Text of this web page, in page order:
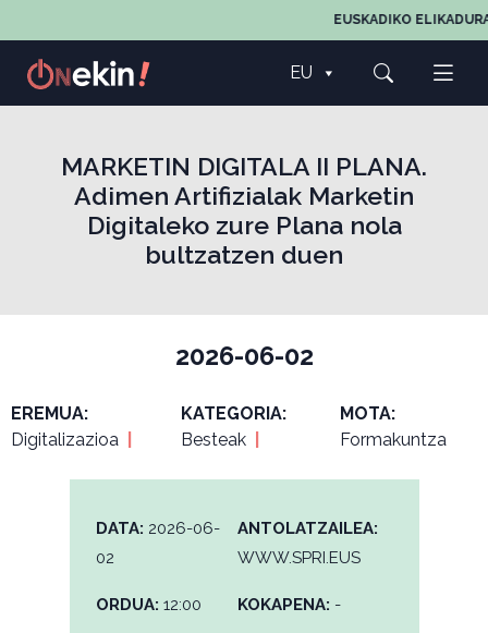
EUSKADIKO
EU
MARKETIN DIGITALA II PLANA.
Adimen Artifizialak Marketin
Digitaleko zure Plana nola
bultzatzen duen
2026-06-02
EREMUA:
Digitalizazioa
KATEGORIA:
Besteak
MOTA:
Formakuntza
DATA: 2026-06-
02
ORDUA: 12:00
ANTOLATZAILEA:
WWW.SPRI.EUS
KOKAPENA: -